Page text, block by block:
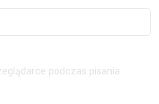
podczas pisania